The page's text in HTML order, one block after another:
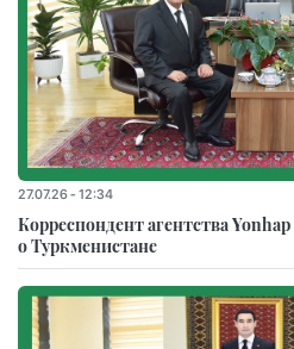
27.07.26 - 12:34
Корреспондент агентства
о Туркменистане